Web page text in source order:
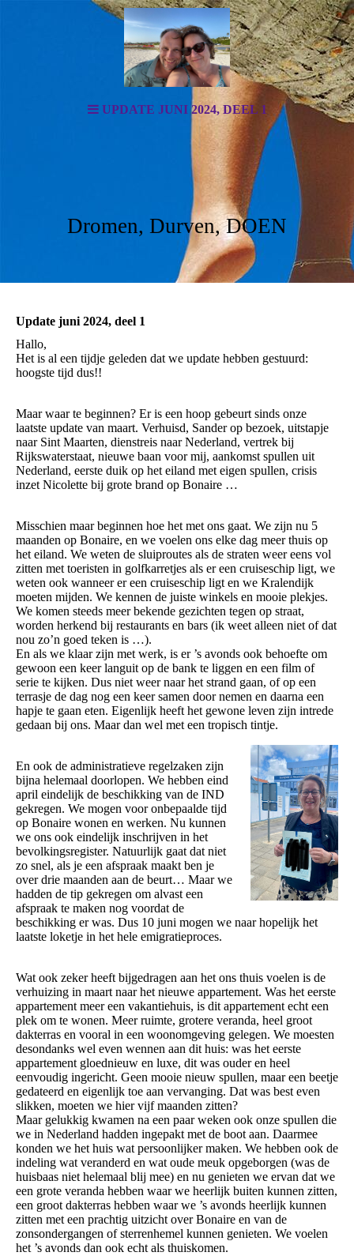
UPDATE JUNI 2024, DEEL 1
Dromen, Durven, DOEN
Update juni 2024, deel 1
Hallo,
Het is al een tijdje geleden dat we update hebben gestuurd:
hoogste tijd dus!!
Maar waar te beginnen? Er is een hoop gebeurt sinds onze
laatste update van maart. Verhuisd, Sander op bezoek, uitstapje
naar Sint Maarten, dienstreis naar Nederland, vertrek bij
Rijkswaterstaat, nieuwe baan voor mij, aankomst spullen uit
Nederland, eerste duik op het eiland met eigen spullen, crisis
inzet Nicolette bij grote brand op Bonaire …
Misschien maar beginnen hoe het met ons gaat. We zijn nu 5
maanden op Bonaire, en we voelen ons elke dag meer thuis op
het eiland. We weten de sluiproutes als de straten weer eens vol
zitten met toeristen in golfkarretjes als er een cruiseschip ligt, we
weten ook wanneer er een cruiseschip ligt en we Kralendijk
moeten mijden. We kennen de juiste winkels en mooie plekjes.
We komen steeds meer bekende gezichten tegen op straat,
worden herkend bij restaurants en bars (ik weet alleen niet of dat
nou zo’n goed teken is …).
En als we klaar zijn met werk, is er ’s avonds ook behoefte om
gewoon een keer languit op de bank te liggen en een film of
serie te kijken. Dus niet weer naar het strand gaan, of op een
terrasje de dag nog een keer samen door nemen en daarna een
hapje te gaan eten. Eigenlijk heeft het gewone leven zijn intrede
gedaan bij ons. Maar dan wel met een tropisch tintje.
En ook de administratieve regelzaken zijn
bijna helemaal doorlopen. We hebben eind
april eindelijk de beschikking van de IND
gekregen. We mogen voor onbepaalde tijd
op Bonaire wonen en werken. Nu kunnen
we ons ook eindelijk inschrijven in het
bevolkingsregister. Natuurlijk gaat dat niet
zo snel, als je een afspraak maakt ben je
over drie maanden aan de beurt… Maar we
hadden de tip gekregen om alvast een
afspraak te maken nog voordat de
beschikking er was. Dus 10 juni mogen we naar hopelijk het
laatste loketje in het hele emigratieproces.
Wat ook zeker heeft bijgedragen aan het ons thuis voelen is de
verhuizing in maart naar het nieuwe appartement. Was het eerste
appartement meer een vakantiehuis, is dit appartement echt een
plek om te wonen. Meer ruimte, grotere veranda, heel groot
dakterras en vooral in een woonomgeving gelegen. We moesten
desondanks wel even wennen aan dit huis: was het eerste
appartement gloednieuw en luxe, dit was ouder en heel
eenvoudig ingericht. Geen mooie nieuw spullen, maar een beetje
gedateerd en eigenlijk toe aan vervanging. Dat was best even
slikken, moeten we hier vijf maanden zitten?
Maar gelukkig kwamen na een paar weken ook onze spullen die
we in Nederland hadden ingepakt met de boot aan. Daarmee
konden we het huis wat persoonlijker maken. We hebben ook de
indeling wat veranderd en wat oude meuk opgeborgen (was de
huisbaas niet helemaal blij mee) en nu genieten we ervan dat we
een grote veranda hebben waar we heerlijk buiten kunnen zitten,
een groot dakterras hebben waar we ’s avonds heerlijk kunnen
zitten met een prachtig uitzicht over Bonaire en van de
zonsondergangen of sterrenhemel kunnen genieten. We voelen
het ’s avonds dan ook echt als thuiskomen.